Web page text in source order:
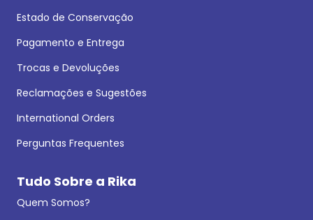
Estado de Conservação
Pagamento e Entrega
Trocas e Devoluções
Reclamações e Sugestões
International Orders
Perguntas Frequentes
Tudo Sobre a Rika
Quem Somos?